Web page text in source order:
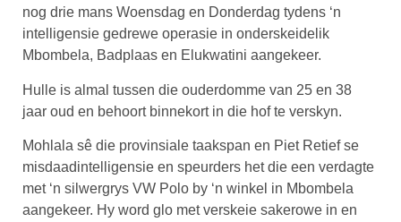
nog drie mans Woensdag en Donderdag tydens ‘n
intelligensie gedrewe operasie in onderskeidelik
Mbombela, Badplaas en Elukwatini aangekeer.
Hulle is almal tussen die ouderdomme van 25 en 38
jaar oud en behoort binnekort in die hof te verskyn.
Mohlala sê die provinsiale taakspan en Piet Retief se
misdaadintelligensie en speurders het die een verdagte
met ‘n silwergrys VW Polo by ‘n winkel in Mbombela
aangekeer. Hy word glo met verskeie sakerowe in en